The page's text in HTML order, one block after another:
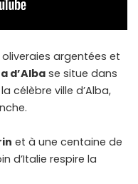
argentées et
d’Albase situe dans
célèbre ville d’Alba,
et à une centaine de
d’Italie respire la